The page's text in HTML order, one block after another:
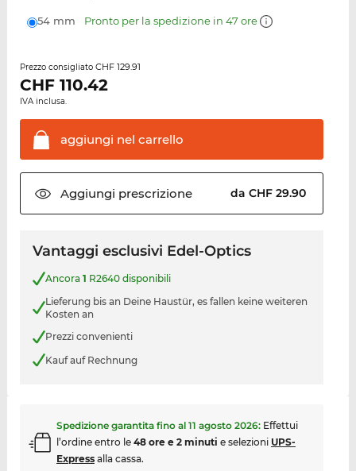
54 mm Pronto per la spedizione in 47 ore
Prezzo consigliato CHF 129.91
CHF 110.42
IVA inclusa.
aggiungi nel carrello
Aggiungi prescrizione da CHF 29.90
Vantaggi esclusivi Edel-Optics
Ancora 1 R2640 disponibili
Lieferung bis an Deine Haustür, es fallen keine weiteren
Kosten an
Prezzi convenienti
Kauf auf Rechnung
Spedizione garantita fino al 11 agosto 2026: Effettui
l’ordine entro le 48 ore e 2 minuti e selezioni UPS-
Expressalla cassa.